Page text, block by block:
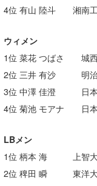
4位 有山 陸斗 湘南
ウィメン
1位 菜花 つばさ 城
2位 三井 有沙 明
3位 中澤 佳澄 日本
4位 菊池 モアナ 日
LBメン
1位 柄本 海 上智
2位 稗田 瞬 東洋
OYZ
Soulman
VAGY
waka☆=
たっちー
ハンマー